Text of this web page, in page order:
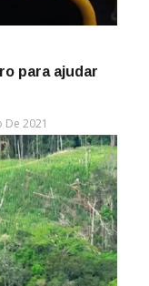
para ajudar
De 2021